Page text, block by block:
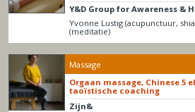
Y&D Group for Awareness &
Yvonne Lustig (acupunctuur,
(meditatie)
Massage
Orgaan massage, Chinese 5
taoïstische coaching
Zijn&